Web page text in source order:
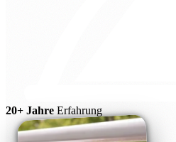
20+ Jahre Erfahrung